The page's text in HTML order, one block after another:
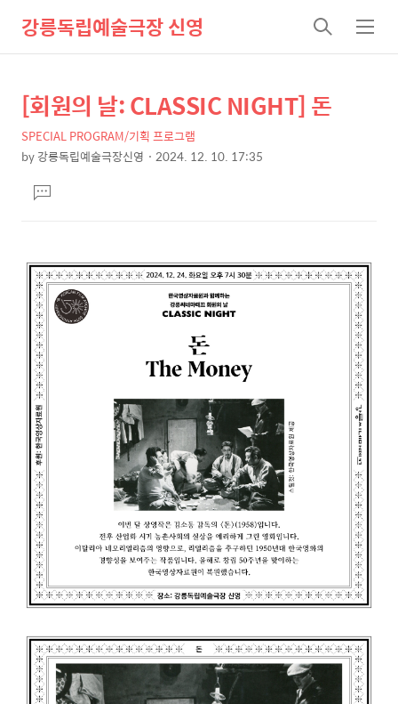
강릉독립예술극장 신영
검
색
메
뉴
상
세
컨
텐
츠
본
문
제
목
[회원의 날: CLASSIC NIGHT] 돈
SPECIAL PROGRAM/기획 프로그램
by강릉독립예술극장신영 2024. 12. 10. 17:35
문댓
글